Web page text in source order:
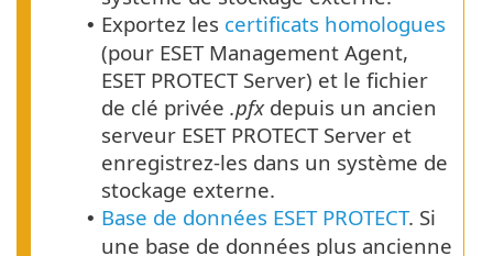
• Exportez les certificats homologues
(pour ESET Management Agent,
ESET PROTECT Server) et le fichier
de clé privée .pfxdepuis un ancien
serveur ESET PROTECT Server et
enregistrez-les dans un système de
stockage externe.
• Base de données ESET PROTECT. Si
une base de données plus ancienne